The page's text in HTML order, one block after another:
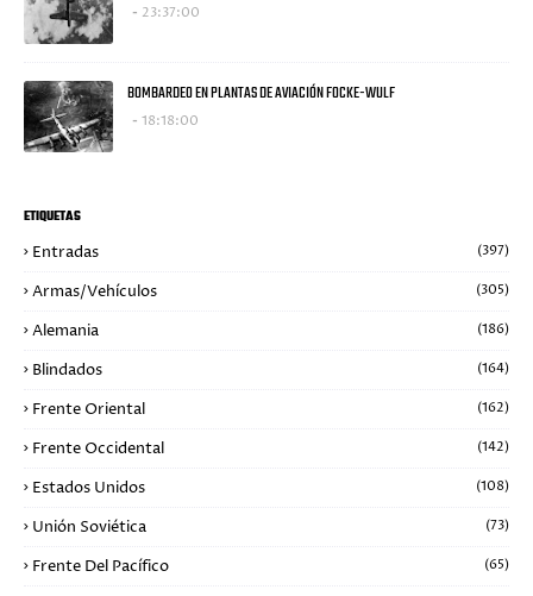
23:37:00
BOMBARDEO EN PLANTAS DE AVIACIÓN FOCKE-WULF
18:18:00
ETIQUETAS
Entradas (397)
Armas/Vehículos (305)
Alemania (186)
Blindados (164)
Frente Oriental (162)
Frente Occidental (142)
Estados Unidos (108)
Unión Soviética (73)
Frente Del Pacífico (65)